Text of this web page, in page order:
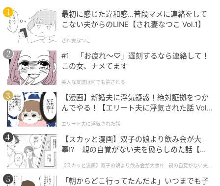
最初に感じた違和感…普段マメに連絡をして
こない夫からのLINE【され妻なつこ Vol.1】
され妻なつこ
#1 「お疲れ〜♡」遅刻するなら連絡して！
この女、ナメてます
美人な友達は何でも許される
【漫画】新婚夫に浮気疑惑！絶対証拠をつか
んでやる！【エリート夫に浮気された話 Vol.
エリート夫に浮気された話
【スカッと漫画】双子の娘より飲み会が大
事!? 親の自覚がない夫を懲らしめた話【第1
【スカッと漫画】双子の娘より飲み会が大事!? 親の自覚がない夫を
懲らしめた話
「朝からどこ行ってたんだよ」いつまでも子